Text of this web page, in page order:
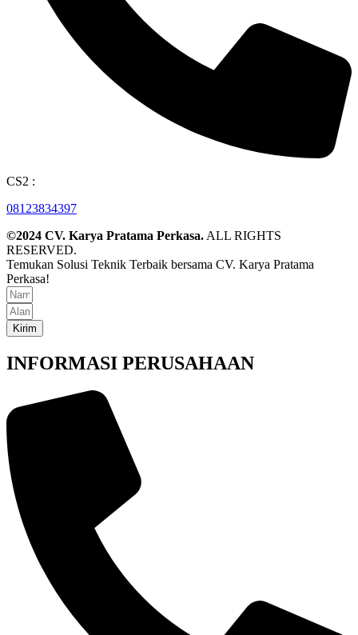
CS2 :
08123834397
©2024 CV. Karya Pratama Perkasa. ALL RIGHTS
RESERVED.
Temukan Solusi Teknik Terbaik bersama CV. Karya Pratama
Perkasa!
Kirim
INFORMASI PERUSAHAAN